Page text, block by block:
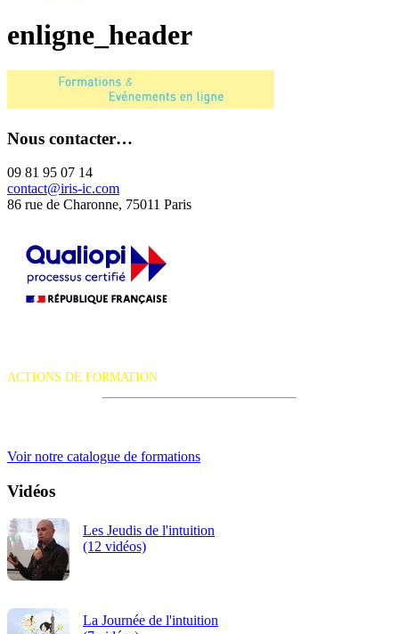
enligne_header
Nous contacter…
09 81 95 07 14
contact@iris-ic.com
86 rue de Charonne, 75011 Paris
ACTIONS DE FORMATION
Voir notre catalogue de formations
Vidéos
Les Jeudis de l'intuition
(12 vidéos)
La Journée de l'intuition